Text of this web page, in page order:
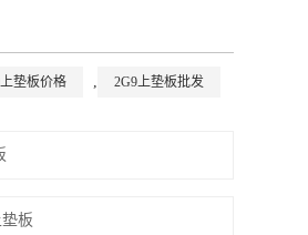
垫板价格 , 2G9上垫板批发
板